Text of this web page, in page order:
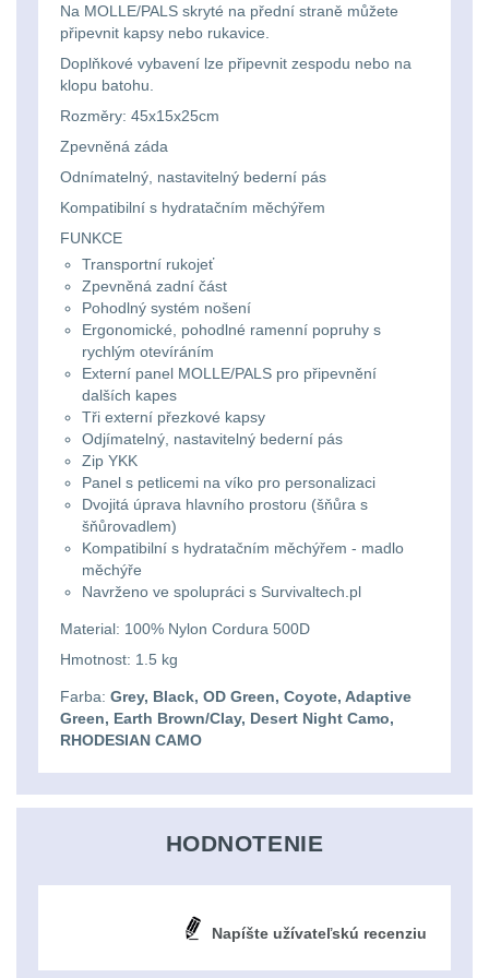
kempingové
lampy
Potápačské
svetlá
Kapesní
svítilny
Policejní
svítilny
Vyhledávací
svítilny
Lovecké
svítilny
Nabíjacie
baterky
Svietidlá
magnetom
CRI≥90
20 - 30 L103
Nad 30 L74
Batohy přes rameno
15
Cestovní batohy a
tašky6
Dětské batohy3
Brašne a tašky44
Ledvinky60
Duffle bagy25
Univerzalní tašky 59
Přepravne tašky na
zbraně39
Hydratační vaky10
Organizéry109
Na opasek136
43
Na MOLLE/PALS skryté na přední straně můžete
připevnit kapsy nebo rukavice.
Doplňkové vybavení lze připevnit zespodu nebo na
klopu batohu.
Rozměry: 45x15x25cm
Zpevněná záda
Odnímatelný, nastavitelný bederní pás
Kompatibilní s hydratačním měchýřem
FUNKCE
Transportní rukojeť
Zpevněná zadní část
Pohodlný systém nošení
Ergonomické, pohodlné ramenní popruhy s
rychlým otevíráním
Externí panel MOLLE/PALS pro připevnění
dalších kapes
Tři externí přezkové kapsy
Odjímatelný, nastavitelný bederní pás
Zip YKK
Panel s petlicemi na víko pro personalizaci
Dvojitá úprava hlavního prostoru (šňůra s
šňůrovadlem)
Kompatibilní s hydratačním měchýřem - madlo
měchýře
Navrženo ve spolupráci s Survivaltech.pl
Material: 100% Nylon Cordura 500D
Hmotnost: 1.5 kg
Farba: Grey, Black, OD Green, Coyote, Adaptive
Green, Earth Brown/Clay, Desert Night Camo,
RHODESIAN CAMO
HODNOTENIE
Napíšte užívateľskú recenziu